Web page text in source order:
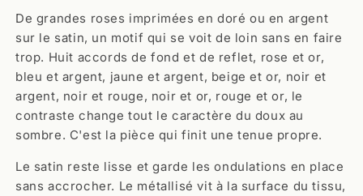
De grandes roses imprimées en doré ou en argent
sur le satin, un motif qui se voit de loin sans en faire
trop. Huit accords de fond et de reflet, rose et or,
bleu et argent, jaune et argent, beige et or, noir et
argent, noir et rouge, noir et or, rouge et or, le
contraste change tout le caractère du doux au
sombre. C'est la pièce qui finit une tenue propre.
Le satin reste lisse et garde les ondulations en place
sans accrocher. Le métallisé vit à la surface du tissu,